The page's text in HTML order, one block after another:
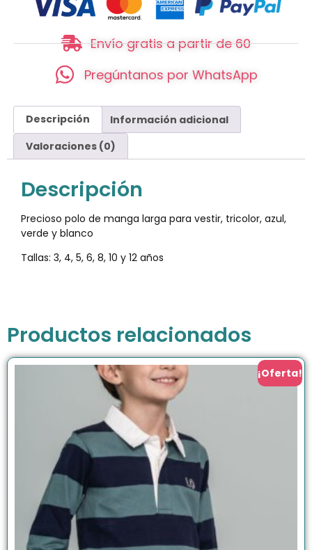
Envío gratis a partir de 60
Pregúntanos por WhatsApp
Descripción
Información adicional
Valoraciones (0)
Descripción
Precioso polo de manga larga para vestir, tricolor, azul,
verde y blanco
Tallas: 3, 4, 5, 6, 8, 10 y 12 años
Productos relacionados
¡Oferta!